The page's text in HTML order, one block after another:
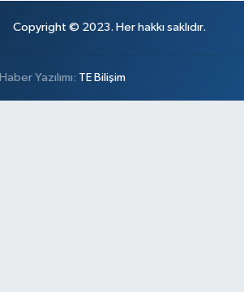
Copyright © 2023. Her hakkı saklıdır.
Haber Yazılımı: TE Bilişim